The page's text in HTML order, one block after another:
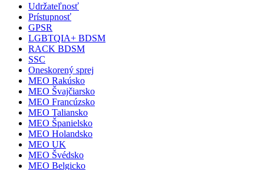
Udržateľnosť
Prístupnosť
GPSR
LGBTQIA+ BDSM
RACK BDSM
SSC
Oneskorený sprej
MEO Rakúsko
MEO Švajčiarsko
MEO Francúzsko
MEO Taliansko
MEO Španielsko
MEO Holandsko
MEO UK
MEO Švédsko
MEO Belgicko